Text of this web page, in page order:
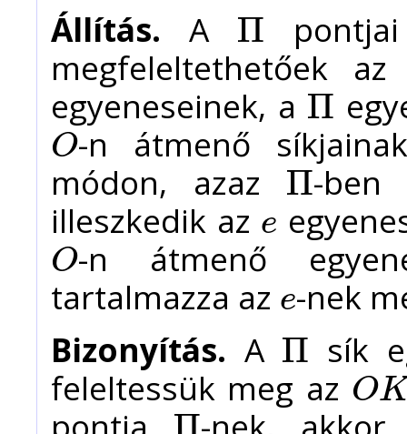
Állítás.
A Π
Π
megfeleltethetőek
egyeneseinek, a Π
Π
O
O
-n átmenő
módon, azaz Π
Π
-
illeszkedik az e
e
O
O
-n átmenő
tartalmazza az e
e -nek
Bizonyítás. A Π
Π
sík
feleltessük meg az O
OK